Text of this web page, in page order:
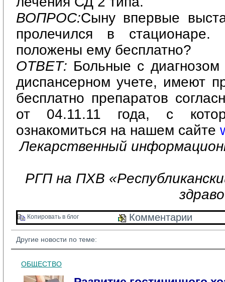
ВОПРОС:Сыну впервые
пролечился в стационаре.
положены ему бесплатно?
ОТВЕТ: Больные с
диспансерном учете, имеют
бесплатно препаратов
от 04.11.11 года, с
ознакомиться на нашем сайте
Лекарственный
РГП на ПХВ
Копировать в блог Комментарии
Другие новости по теме:
ОБЩЕСТВО